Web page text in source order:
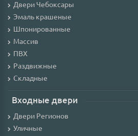
Двери Чебоксары
Эмаль крашеные
Шпонированные
Массив
ПВХ
Раздвижные
Складные
Входные двери
Двери Регионов
Уличные